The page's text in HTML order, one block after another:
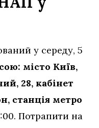
у середу, 5
місто Київ,
28, кабінет
станція метро
Потрапити на